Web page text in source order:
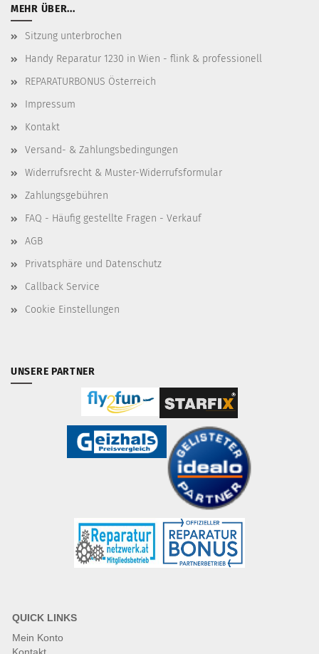
MEHR ÜBER...
Sitzung unterbrochen
Handy Reparatur 1230 in Wien - flink & professionell
REPARATURBONUS Österreich
Impressum
Kontakt
Versand- & Zahlungsbedingungen
Widerrufsrecht & Muster-Widerrufsformular
Zahlungsgebühren
FAQ - Häufig gestellte Fragen - Verkauf
AGB
Privatsphäre und Datenschutz
Callback Service
Cookie Einstellungen
UNSERE PARTNER
QUICK LINKS
Mein Konto
Kontakt